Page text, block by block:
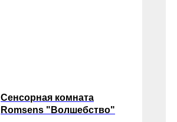
Сенсорная комната
Romsens "Волшебство"